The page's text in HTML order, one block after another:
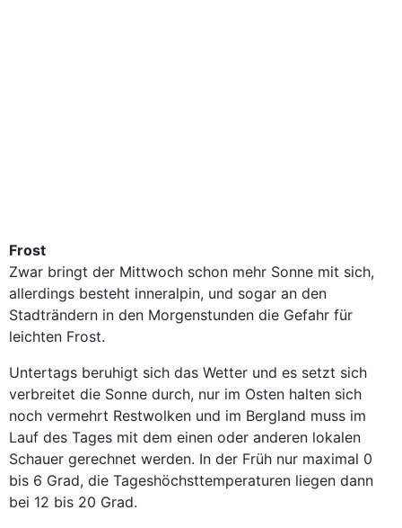
Frost
Zwar bringt der Mittwoch schon mehr Sonne mit sich,
allerdings besteht inneralpin, und sogar an den
Stadträndern in den Morgenstunden die Gefahr für
leichten Frost.
Untertags beruhigt sich das Wetter und es setzt sich
verbreitet die Sonne durch, nur im Osten halten sich
noch vermehrt Restwolken und im Bergland muss im
Lauf des Tages mit dem einen oder anderen lokalen
Schauer gerechnet werden. In der Früh nur maximal 0
bis 6 Grad, die Tageshöchsttemperaturen liegen dann
bei 12 bis 20 Grad.